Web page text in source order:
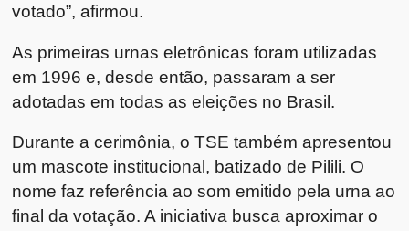
votado”, afirmou.
As primeiras urnas eletrônicas foram utilizadas
em 1996 e, desde então, passaram a ser
adotadas em todas as eleições no Brasil.
Durante a cerimônia, o TSE também apresentou
um mascote institucional, batizado de Pilili. O
nome faz referência ao som emitido pela urna ao
final da votação. A iniciativa busca aproximar o